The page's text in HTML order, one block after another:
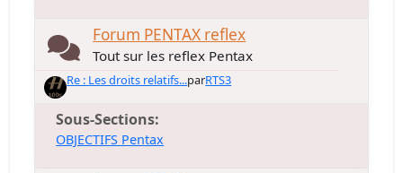
Forum PENTAX reflex
Tout sur les reflex Pentax
Re : Les droits relatifs...parRTS3
Sous-Sections
OBJECTIFS Pentax